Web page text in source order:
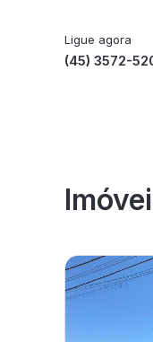
Ligue agora
(45) 3572-